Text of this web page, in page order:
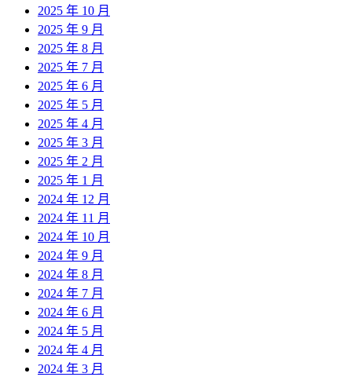
2025 年 10 月
2025 年 9 月
2025 年 8 月
2025 年 7 月
2025 年 6 月
2025 年 5 月
2025 年 4 月
2025 年 3 月
2025 年 2 月
2025 年 1 月
2024 年 12 月
2024 年 11 月
2024 年 10 月
2024 年 9 月
2024 年 8 月
2024 年 7 月
2024 年 6 月
2024 年 5 月
2024 年 4 月
2024 年 3 月